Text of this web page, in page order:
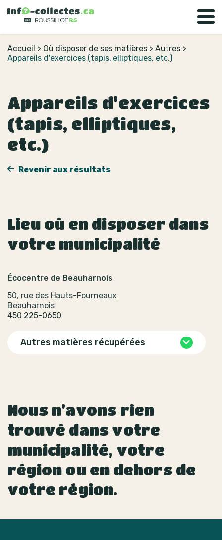
Accueil > Où disposer de ses matières > Autres >
Appareils d'exercices (tapis, elliptiques, etc.)
Appareils d'exercices
(tapis, elliptiques,
etc.)
Revenir aux résultats
Lieu où en disposer dans
votre municipalité
Écocentre de Beauharnois
50, rue des Hauts-Fourneaux
Beauharnois
450 225-0650
Autres matières récupérées
Nous n'avons rien
trouvé dans votre
municipalité, votre
région ou en dehors de
votre région.